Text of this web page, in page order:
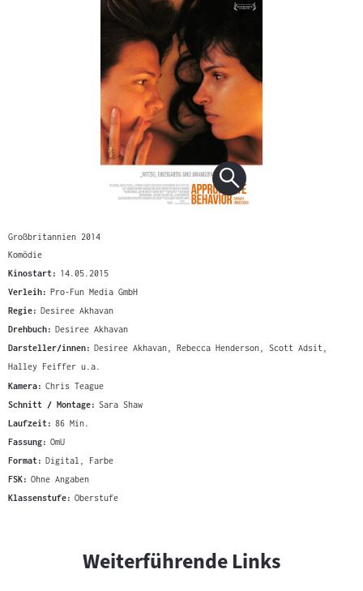
Großbritannien 2014
Komödie
Kinostart: 14.05.2015
Verleih: Pro-Fun Media GmbH
Regie: Desiree Akhavan
Drehbuch: Desiree Akhavan
Darsteller/innen: Desiree Akhavan, Rebecca Henderson, Scott Adsit,
Halley Feiffer u.a.
Kamera: Chris Teague
Schnitt / Montage: Sara Shaw
Laufzeit: 86 Min.
Fassung: OmU
Format: Digital, Farbe
FSK: Ohne Angaben
Klassenstufe: Oberstufe
Weiterführende Links